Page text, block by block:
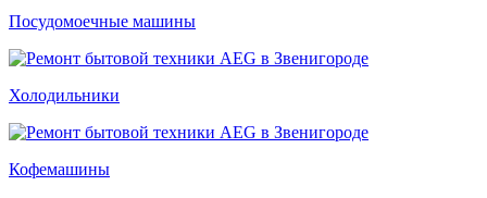
Посудомоечные машины
Холодильники
Кофемашины